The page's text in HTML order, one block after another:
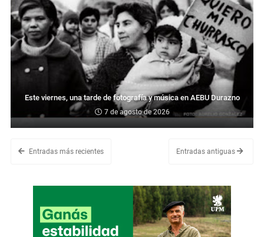
Este viernes, una tarde de fotografía y música en AEBU Durazno
7 de agosto de 2026
Entradas más recientes Entradas antiguas